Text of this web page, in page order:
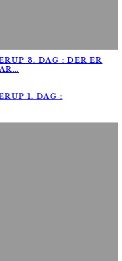
3. DAG : DER ER
1. DAG :